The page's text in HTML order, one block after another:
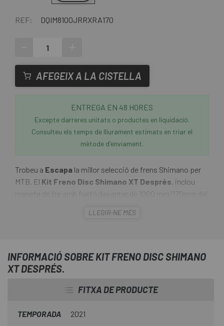
REF: DQIM8100JRRXRA170
AFEGEIX A LA CISTELLA
ENTREGA EN 48 HORES
Excepte darreres unitats o productes en liquidació.
Consulteu els temps de lliurament estimats en triar el
mètode d'enviament.
Trobeu a Escapa la millor selecció de frens Shimano per
MTB. El Kit Freno Disc Shimano XT Després. inclou
maneta de fre amb fuetó davanter de 1000 mm/170mm del
Centrada en la reducció del pes i una potència de la frenada
explorar els seus límits amb confiança.
LLEGIR-NE MÉS
INFORMACIÓ SOBRE KIT FRENO DISC SHIMANO
XT DESPRÉS.
FITXA DE PRODUCTE
TEMPORADA 2021